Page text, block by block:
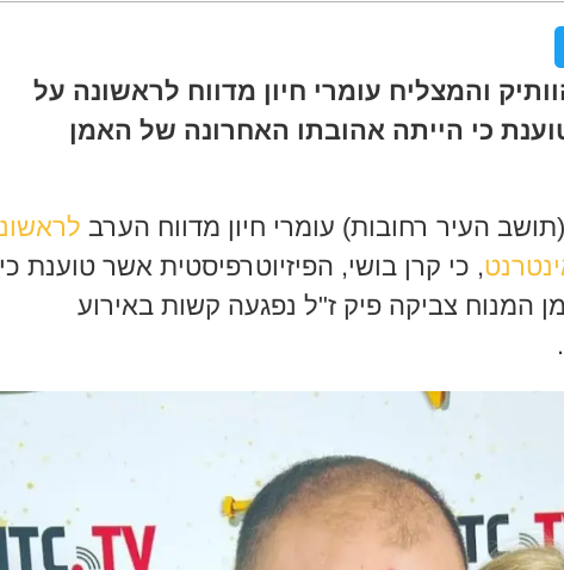
והמצליח עומרי חיון מדווח לראשונה על
כי הייתה אהובתו האחרונה של האמן
העיר רחובות) עומרי חיון מדווח הערב
, כי קרן בושי, הפיזיוטרפיסטית אשר טוענת כי
המנוח צביקה פיק ז"ל נפגעה קשות באירוע